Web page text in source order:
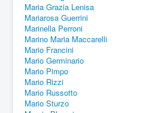
Maria Grazia Lenisa
Mariarosa Guerrini
Marinella Perroni
Marino Maria Maccarelli
Mario Francini
Mario Germinario
Mario Pimpo
Mario Rizzi
Mario Russotto
Mario Sturzo